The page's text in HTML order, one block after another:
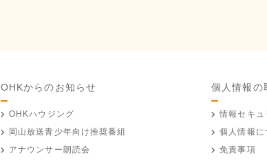
OHKからのお知らせ
OHKハウジング
岡山放送青少年向け推奨番組
アナウンサー朗読会
個人情報の
情報セキュ
個人情報に
免責事項